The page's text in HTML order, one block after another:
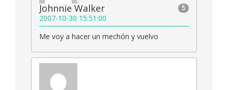
5
Johnnie Walker
2007-10-30 15:51:00
Me voy a hacer un mechón y vuelvo